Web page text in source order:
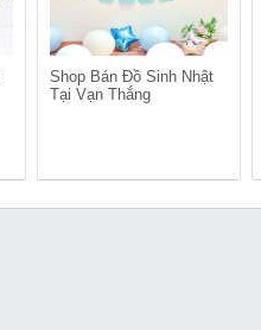
Shop Bán Đồ Sinh Nhật
Tại Vạn Thắng